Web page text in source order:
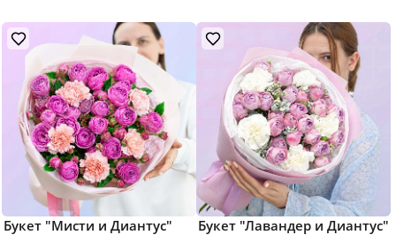
Букет "Мисти и Диантус" Букет "Лавандер и Диантус"